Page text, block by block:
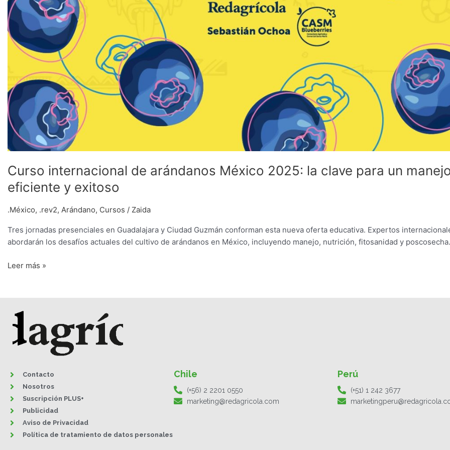
Curso internacional de arándanos México 2025: la clave para un
eficiente y exitoso
.México, .rev2, Arándano, Cursos / Zaida
Tres jornadas presenciales en Guadalajara y Ciudad Guzmán conforman esta nueva oferta educativa. Expertos
abordarán los desafíos actuales del cultivo de arándanos en México, incluyendo manejo, nutrición, fitosanidad y poscosecha.
Leer más »
Contacto
Nosotros
Suscripción PLUS+
Publicidad
Aviso de Privacidad
Política de tratamiento de datos personales
Chile
(+56) 2 2201 0550
marketing@redagricola.com
Perú
(+51) 1 242 3677